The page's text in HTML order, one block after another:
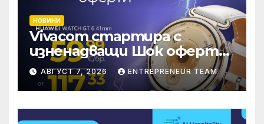
НОВИНИ
Vivacom стартира с
изненадващи Шок оферти
през август онлайн
АВГУСТ 7, 2026 ENTREPRENEUR TEAM